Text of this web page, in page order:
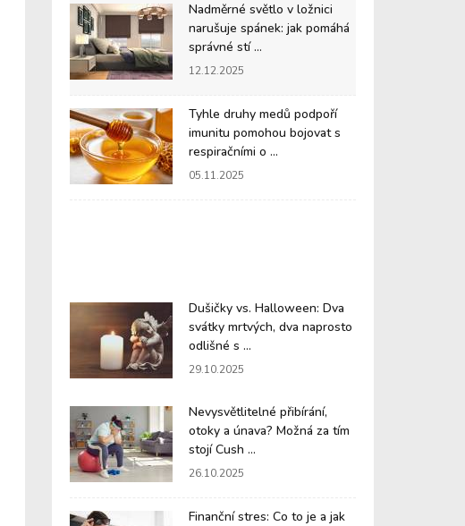
Nadměrné světlo v ložnici
narušuje spánek: jak pomáhá
správné stí ...
12.12.2025
Tyhle druhy medů podpoří
imunitu pomohou bojovat s
respiračními o ...
05.11.2025
Dušičky vs. Halloween: Dva
svátky mrtvých, dva naprosto
odlišné s ...
29.10.2025
Nevysvětlitelné přibírání,
otoky a únava? Možná za tím
stojí Cush ...
26.10.2025
Finanční stres: Co to je a jak